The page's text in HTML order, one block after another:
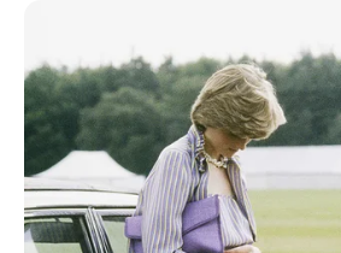
Batu akik, bersama keris atau kulit
sebagai benda yang memiliki kekuatan
digemari oleh peminatnya.
Pada saat itu, banyak pedagang yang
seperti itu batu akik dari masyarakat untuk
harga yang tinggi.